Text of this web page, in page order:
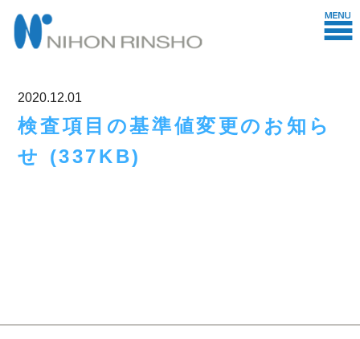
2020.12.01
検査項目の基準値変更のお知ら
せ (337KB)